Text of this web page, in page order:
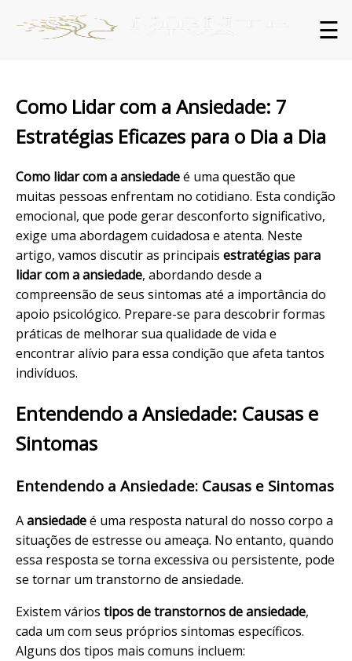
☰
Como Lidar com a Ansiedade: 7
Estratégias Eficazes para o Dia a Dia
Como lidar com a ansiedadeé uma questão que
muitas pessoas enfrentam no cotidiano. Esta condição
emocional, que pode gerar desconforto significativo,
exige uma abordagem cuidadosa e atenta. Neste
artigo, vamos discutir as principais estratégias para
lidar com a ansiedade, abordando desde a
compreensão de seus sintomas até a importância do
apoio psicológico. Prepare-se para descobrir formas
práticas de melhorar sua qualidade de vida e
encontrar alívio para essa condição que afeta tantos
indivíduos.
Entendendo a Ansiedade: Causas e
Sintomas
Entendendo a Ansiedade: Causas e Sintomas
Aansiedadeé uma resposta natural do nosso corpo a
situações de estresse ou ameaça. No entanto, quando
essa resposta se torna excessiva ou persistente, pode
se tornar um transtorno de ansiedade.
Existem vários tipos de transtornos de ansiedade,
cada um com seus próprios sintomas específicos.
Alguns dos tipos mais comuns incluem: